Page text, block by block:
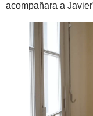
acompañara a